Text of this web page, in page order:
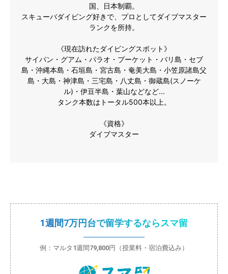
国、日本制覇。
スキューバダイビング好きで、プロとしてダイブマスター
ランクを所持。
《現在訪れたダイビングスポット》
サイパン・グアム・パラオ・プーケット・バリ島・セブ
島・沖縄本島・石垣島・宮古島・奄美大島・小笠原諸島父
島・大島・神津島・三宅島・八丈島・御蔵島(スノーケ
ル)・伊豆半島・葉山などなど...
タンク本数はトータル500本以上。
《資格》
ダイブマスター
1週間7万円台で留学するならスマ留
例：マルタ1週間79,800円（授業料・宿泊費込み）